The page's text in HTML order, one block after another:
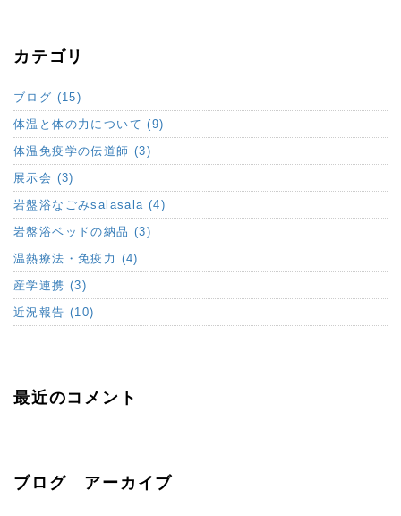
カテゴリ
ブログ (15)
体温と体の力について (9)
体温免疫学の伝道師 (3)
展示会 (3)
岩盤浴なごみsalasala (4)
岩盤浴ベッドの納品 (3)
温熱療法・免疫力 (4)
産学連携 (3)
近況報告 (10)
最近のコメント
ブログ アーカイブ